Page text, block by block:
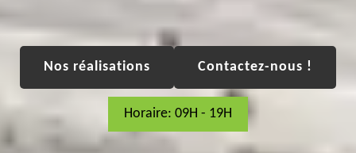
Nos réalisations Contactez-nous !
Horaire: 09H - 19H